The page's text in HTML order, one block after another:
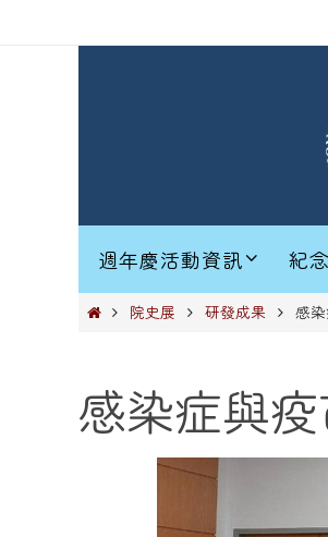
週年慶活動資訊 紀
院史展 研發成果 感
感染症與